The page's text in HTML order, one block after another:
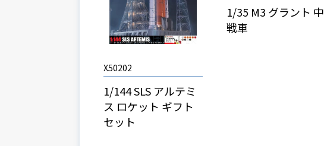
X50202
1/144 SLS アルテミ
ス ロケット ギフト
セット
1/35 M3 グラント 中
戦車